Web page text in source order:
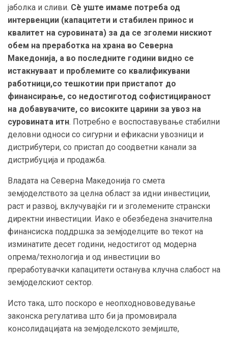
јаболка и сливи. Сè уште имаме потреба од
интервенции (капацитети и стабилен принос и
квалитет на суровината) за да се зголеми нискиот
обем на преработка на храна во Северна
Македонија, а во последните години видно се
истакнуваат и проблемите со квалификувани
работници,со тешкотии при пристапот до
финансирање, со недостиготод софистицираност
на добавувачите, со високите царини за увоз на
суровината итн. Потребно е воспоставување стабилни
деловни односи со сигурни и ефикасни увозници и
дистрибутери, со пристап до соодветни канали за
дистрибуција и продажба.
Владата на Северна Македонија го смета
земјоделството за целна област за идни инвестиции,
раст и развој, вклучувајќи ги и зголемените странски
директни инвестиции. Иако е обезбедена значителна
финансиска поддршка за земјоделците во текот на
изминатите десет години, недостигот од модерна
опрема/технологија и од инвестиции во
преработувачки капацитети останува клучна слабост на
земјоделскиот сектор.
Исто така, што поскоро е неопходнововедување
законска регулатива што би ја промовирала
консолидацијата на земјоделското земјиште,